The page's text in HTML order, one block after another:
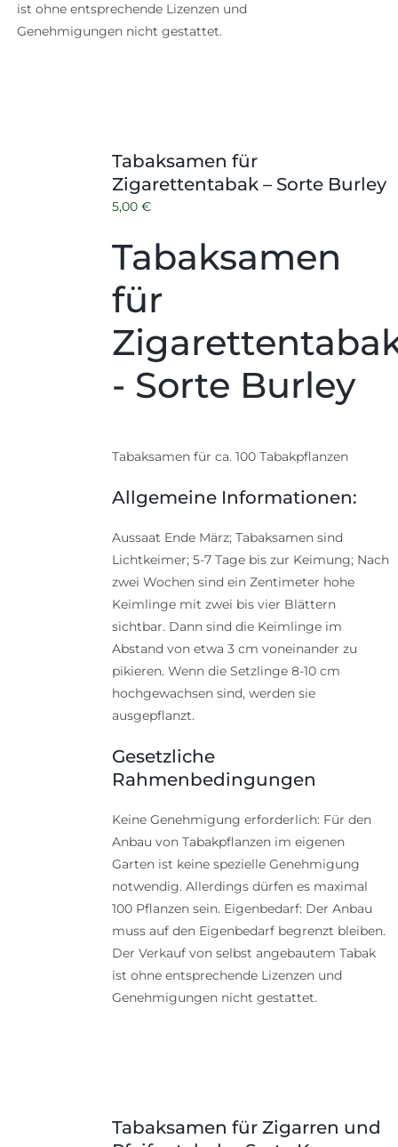
ist ohne entsprechende Lizenzen und
Genehmigungen nicht gestattet.
Tabaksamen für
Zigarettentabak – Sorte Burley
5,00 €
Tabaksamen
für
- Sorte Burley
Tabaksamen für ca. 100 Tabakpflanzen
Allgemeine Informationen:
Aussaat Ende März; Tabaksamen sind
Lichtkeimer; 5-7 Tage bis zur Keimung; Nach
zwei Wochen sind ein Zentimeter hohe
Keimlinge mit zwei bis vier Blättern
sichtbar. Dann sind die Keimlinge im
Abstand von etwa 3 cm voneinander zu
pikieren. Wenn die Setzlinge 8-10 cm
hochgewachsen sind, werden sie
ausgepflanzt.
Gesetzliche
Rahmenbedingungen
Keine Genehmigung erforderlich: Für den
Anbau von Tabakpflanzen im eigenen
Garten ist keine spezielle Genehmigung
notwendig. Allerdings dürfen es maximal
100 Pflanzen sein. Eigenbedarf: Der Anbau
muss auf den Eigenbedarf begrenzt bleiben.
Der Verkauf von selbst angebautem Tabak
ist ohne entsprechende Lizenzen und
Genehmigungen nicht gestattet.
Tabaksamen für Zigarren und